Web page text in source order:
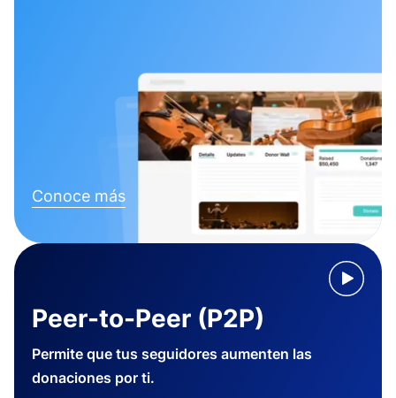
Conoce más
Peer-to-Peer (P2P)
Permite que tus seguidores aumenten las
donaciones por ti.